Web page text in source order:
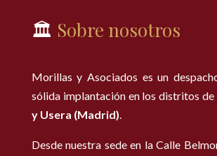
🏛️ Sobre nosotros
Morillas y Asociados es un
sólida implantación en los distritos de
y Usera (Madrid).
Desde nuestra sede en la Calle